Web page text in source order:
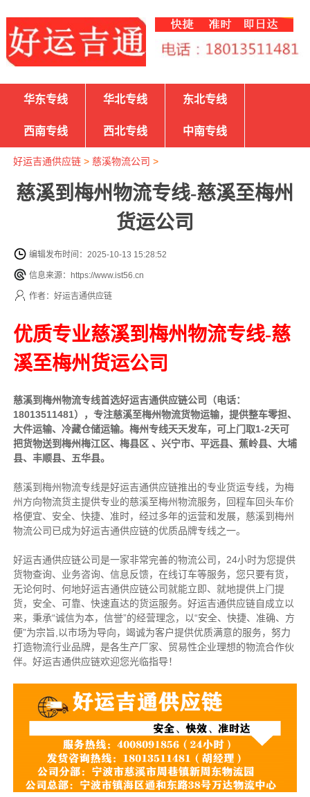
华东专线 华北专线 东北专线
西南专线 西北专线 中南专线
好运吉通供应链> 慈溪物流公司 >
慈溪到梅州物流专线-慈溪至梅州
货运公司
编辑发布时间：2025-10-13 15:28:52
信息来源：https://www.ist56.cn
作者：好运吉通供应链
优质专业慈溪到梅州物流专线-慈
溪至梅州货运公司
慈溪到梅州物流专线首选好运吉通供应链公司（电话：
18013511481），专注慈溪至梅州物流货物运输，提供整车零担、
大件运输、冷藏仓储运输。 梅州专线天天发车，可上门取1-2天可
把货物送到梅州梅江区、梅县区 、兴宁市、平远县、蕉岭县、大埔
县、丰顺县、五华县。
慈溪到梅州物流专线是好运吉通供应链推出的专业货运专线，为梅
州方向物流货主提供专业的慈溪至梅州物流服务，回程车回头车价
格便宜、安全、快捷、准时，经过多年的运营和发展，慈溪到梅州
物流公司已成为好运吉通供应链的优质品牌专线之一。
好运吉通供应链公司是一家非常完善的物流公司，24小时为您提供
货物查询、业务咨询、信息反馈，在线订车等服务，您只要有货，
无论何时、何地好运吉通供应链公司就能立即、就地提供上门提
货，安全、可靠、快速直达的货运服务。好运吉通供应链自成立以
来，秉承“诚信为本，信誉”的经营理念，以“安全、快捷、准确、方
便”为宗旨,以市场为导向，竭诚为客户提供优质满意的服务，努力
打造物流行业品牌，是各生产厂家、贸易性企业理想的物流合作伙
伴。好运吉通供应链欢迎您光临指导！